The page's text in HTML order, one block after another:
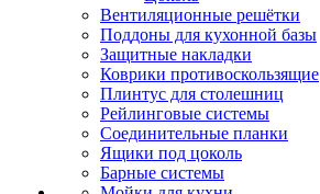
Вентиляционные решётки
Поддоны для кухонной базы
Защитные накладки
Коврики противоскользящие
Плинтус для столешниц
Рейлинговые системы
Соединительные планки
Ящики под цоколь
Барные системы